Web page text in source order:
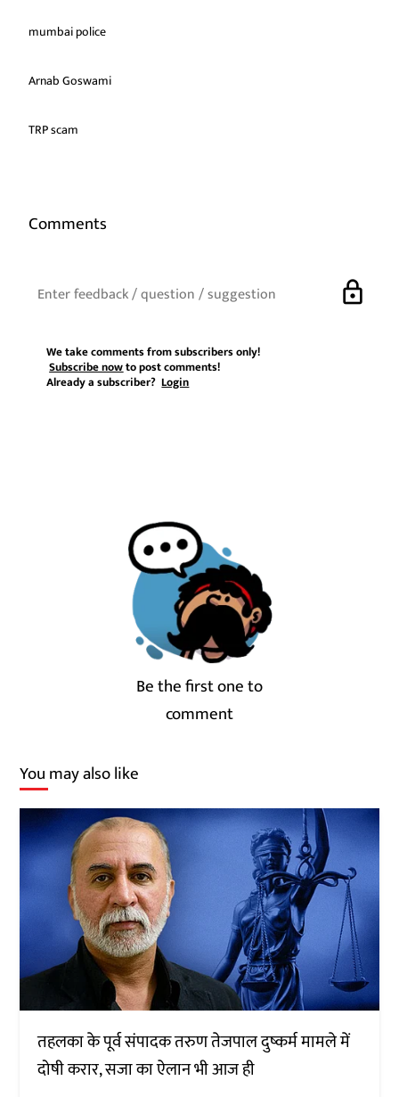
mumbai police
Arnab Goswami
TRP scam
Comments
lock
We take comments from subscribers only!
Subscribe nowto post comments!
Already a subscriber?Login
Be the first one to
comment
You may also like
तहलका के पूर्व संपादक तरुण तेजपाल दुष्कर्म मामले में
दोषी करार, सजा का ऐलान भी आज ही